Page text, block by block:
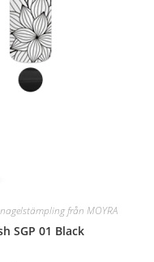
från MOYRA
SGP 01 ​​Black